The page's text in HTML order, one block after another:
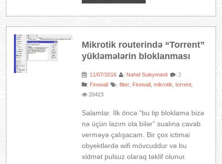
Mikrotik routerində “Torrent”
yükləmələrin bloklanması
: 11/07/2016 : Nahid Suleymanli : 2
: Firewall :filter Firewall ,mikrotik ,torrent
20423
Salamlar. İlk öncə “bu tip bloklama bizə
nə üçün lazım ola bilər” sualına cavab
verməyə çalışacam. Bir çox ictimai
obyektlərdə wifi mövcuddur və bu
xidmət pulsuz olaraq təklif olunur.